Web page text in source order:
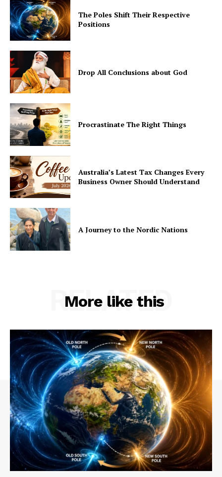
The Poles Shift Their Respective
Positions
Drop All Conclusions about God
Procrastinate The Right Things
Australia’s Latest Tax Changes Every
Business Owner Should Understand
A Journey to the Nordic Nations
More like this
RELATED